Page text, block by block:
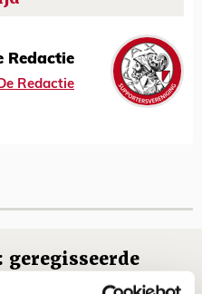
Redactie
Redactie
geregisseerde